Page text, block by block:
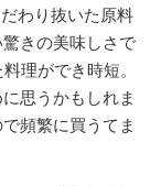
わり抜いた原料
きの美味しさで
理ができ時短。
思うかもしれま
頻繁に買うてま